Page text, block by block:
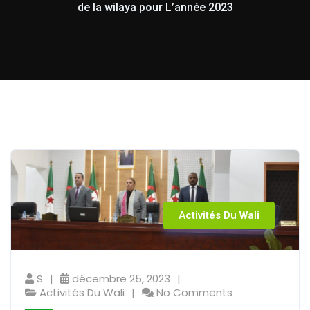
de la wilaya pour L’année 2023
Activités Du Wali
S
décembre 25, 2023
Activités Du Wali
No Comments